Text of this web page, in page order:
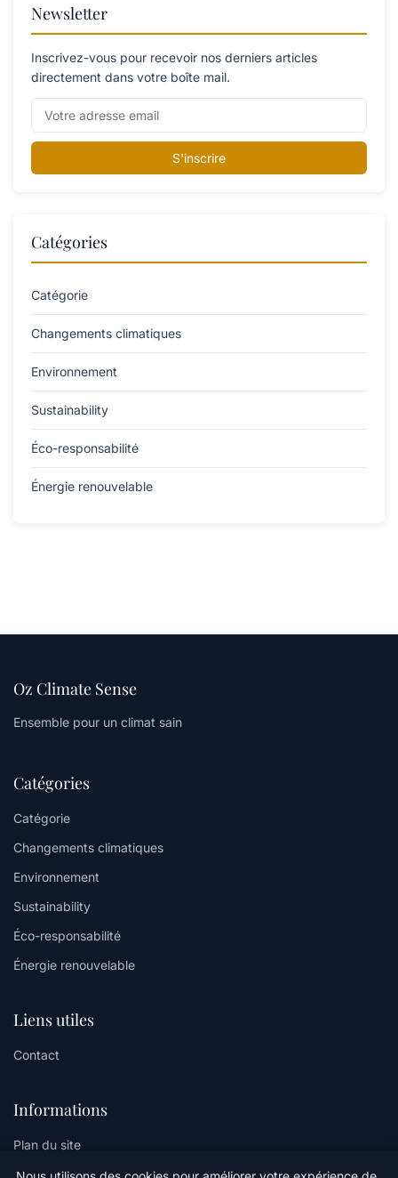
Newsletter
Inscrivez-vous pour recevoir nos derniers articles
directement dans votre boîte mail.
S'inscrire
Catégories
Catégorie
Changements climatiques
Environnement
Sustainability
Éco-responsabilité
Énergie renouvelable
Oz Climate Sense
Ensemble pour un climat sain
Catégories
Catégorie
Changements climatiques
Environnement
Sustainability
Éco-responsabilité
Énergie renouvelable
Liens utiles
Contact
Informations
Plan du site